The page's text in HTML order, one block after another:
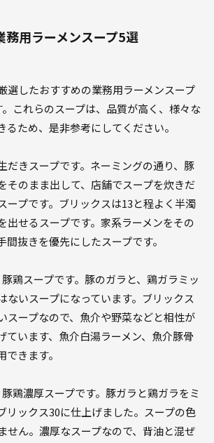
務用ラーメンスープ5選
選したおすすめの業務用ラーメンスープ
これらのスープは、品質が高く、様々な
るため、是非参考にしてください。
だきスープです。ネーミングの通り、豚
そのまま出して、店舗でスープを炊きだ
ープです。ブリックスは13と程よく半濁
出せるスープです。家系ラーメンをその
間抜きを優先にしたスープです。
鶏スープです。豚のガラと、鶏ガラミッ
ないスープになっています。ブリックス
スープなので、魚介や野菜などと相性が
ています、魚介白湯ラーメン、魚介豚骨
きます。
鶏濃厚スープです。豚ガラと鶏ガラをミ
リックス30に仕上げました。スープの色
せん。濃厚なスープなので、背油と混ぜ